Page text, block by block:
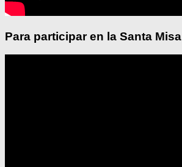
Para participar en la Santa Misa